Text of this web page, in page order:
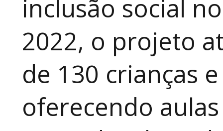
inclusão social
2022, o projeto
de 130 crianças
oferecendo